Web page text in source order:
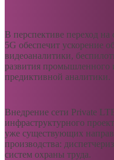
В перспективе переход на
5G обеспечит ускорение
видеоаналитики,
развития промышленного
предиктивной аналитики.
Внедрение сети Private
инфраструктурного
уже существующих
производства:
систем охраны труда.